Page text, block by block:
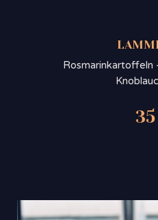
Rosmarinkartoffeln